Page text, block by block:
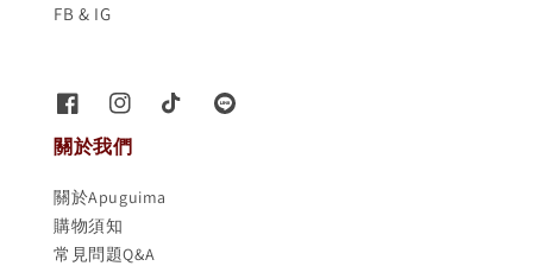
FB & IG
關於我們
關於Apuguima
購物須知
常見問題Q&A